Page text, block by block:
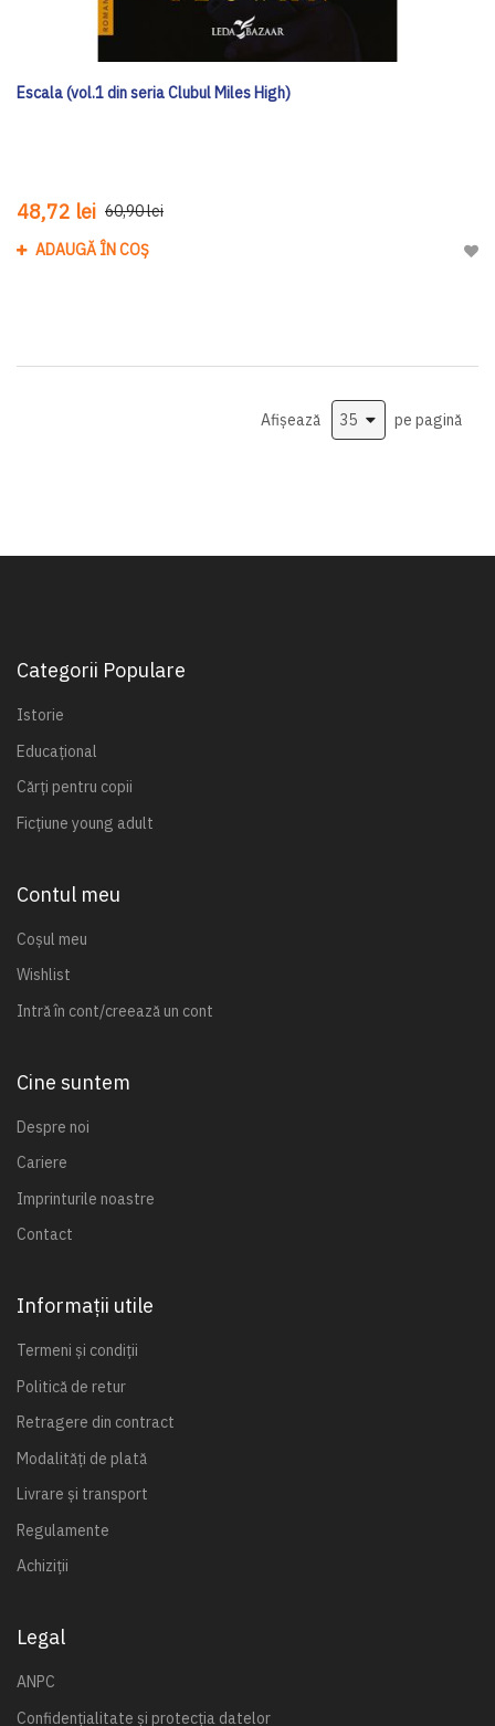
Escala (vol.1 din seria Clubul Miles High)
48,72 lei 60,90 lei
ADAUGĂ ÎN COȘ
Afișează pe pagină
Categorii Populare
Istorie
Educațional
Cărți pentru copii
Ficțiune young adult
Contul meu
Coșul meu
Wishlist
Intră în cont/creează un cont
Cine suntem
Despre noi
Cariere
Imprinturile noastre
Contact
Informații utile
Termeni și condiții
Politică de retur
Retragere din contract
Modalități de plată
Livrare și transport
Regulamente
Achiziții
Legal
ANPC
Confidențialitate și protecția datelor